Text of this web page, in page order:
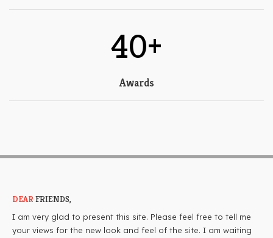
40+
Awards
DEAR FRIENDS,
I am very glad to present this site. Please feel free to tell me
your views for the new look and feel of the site. I am waiting